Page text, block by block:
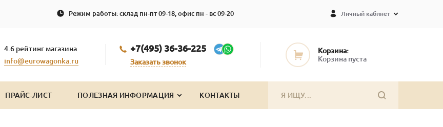
Режим работы: склад пн-пт 09-18, офис пн - вс 09-20 Личный кабинет
4.6 рейтинг магазина
info@eurowagonka.ru
+7(495) 36-36-225
Заказать звонок
Корзина:
Корзина пуста
ПРАЙС-ЛИСТ ПОЛЕЗНАЯ ИНФОРМАЦИЯ КОНТАКТЫ